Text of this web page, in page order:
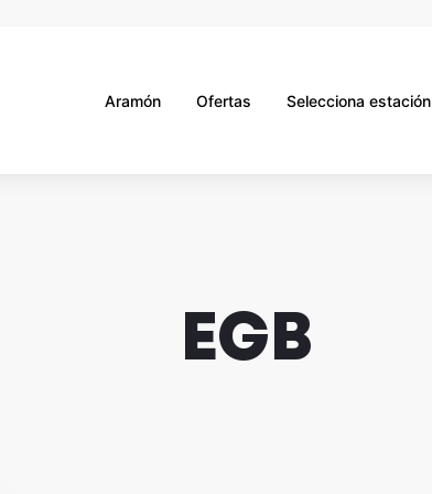
Aramón Ofertas Selecciona estación
EGB